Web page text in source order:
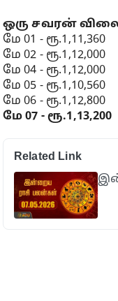
ஒரு சவரன்
மே 01 - ரூ.1,11,360
மே 02 - ரூ.1,12,000
மே 04 - ரூ.1,12,000
மே 05 - ரூ.1,10,560
மே 06 - ரூ.1,12,800
மே 07 - ரூ.1,13,200
Related Link